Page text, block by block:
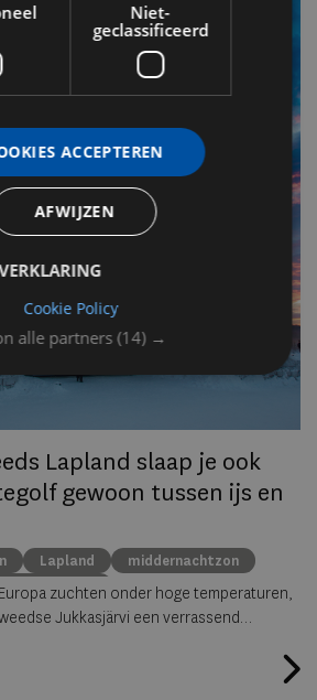
Lapland slaap je ook
gewoon tussen ijs en
Lapland
middernachtzon
reizen
zuchten onder hoge temperaturen,
Jukkasjärvi een verrassend
gasten zelfs midden in de zomer
alle partners (14) →
Niet-
geclassificeerd
ACCEPTEREN
AFWIJZEN
Cookie Policy